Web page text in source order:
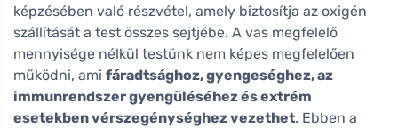
képzésében való részvétel, amely biztosítja az oxigén
szállítását a test összes sejtjébe. A vas megfelelő
mennyisége nélkül testünk nem képes megfelelően
működni, ami fáradtsághoz, gyengeséghez, az
immunrendszer gyengüléséhez és extrém
esetekben vérszegénységhez vezethet. Ebben a